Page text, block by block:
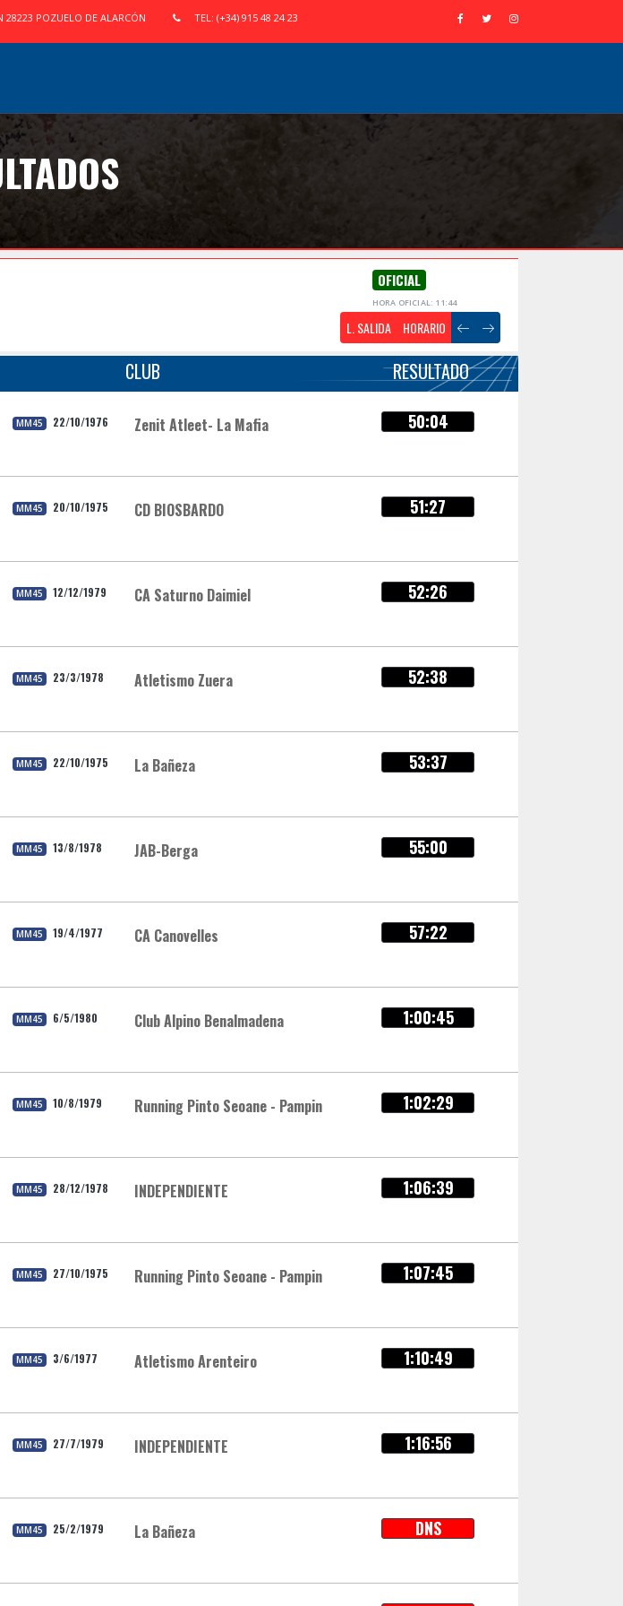
28223 POZUELO DE ALARCÓN TEL: (+34) 915 48 24 23
OFICIAL
HORA OFICIAL: 11:44
L. SALIDA HORARIO
CLUB RESULTADO
MM45 22/10/1976 Zenit Atleet- La Mafia 50:04
MM45 20/10/1975 CD BIOSBARDO 51:27
MM45 12/12/1979 CA Saturno Daimiel 52:26
MM45 23/3/1978 Atletismo Zuera 52:38
MM45 22/10/1975 La Bañeza 53:37
MM45 13/8/1978 JAB-Berga 55:00
MM45 19/4/1977 CA Canovelles 57:22
MM45 6/5/1980 Club Alpino Benalmadena 1:00:45
MM45 10/8/1979 Running Pinto Seoane - Pampin 1:02:29
MM45 28/12/1978 INDEPENDIENTE 1:06:39
MM45 27/10/1975 Running Pinto Seoane - Pampin 1:07:45
MM45 3/6/1977 Atletismo Arenteiro 1:10:49
MM45 27/7/1979 INDEPENDIENTE 1:16:56
MM45 25/2/1979 La Bañeza DNS